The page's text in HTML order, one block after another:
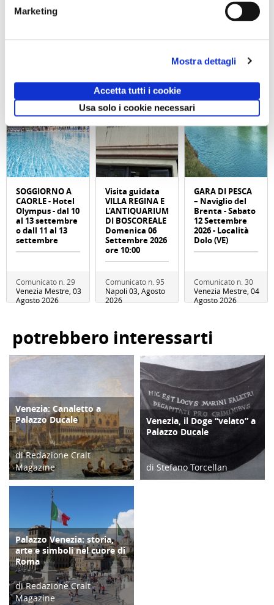
Marketing
Mostra dettagli
Accetta tutti i cookie
Usa solo i cookie necessari
SOGGIORNO A
CAORLE - Hotel
Olympus - dal 10
al 13 settembre
o dall 11 al 13
settembre
Comunicato n. 29
Venezia Mestre, 03
Agosto 2026
Visita guidata
VILLA REGINA E
L’ANTIQUARIUM
DI BOSCOREALE
Domenica 06
Settembre 2026
ore 10:00
Comunicato n. 95
Napoli 03, Agosto
2026
GARA DI PESCA
– Naviglio del
Brenta - Sabato
12 Settembre
2026 - Località
Dolo (VE)
Comunicato n. 30
Venezia Mestre, 04
Agosto 2026
potrebbero interessarti
CULTURA/ARTE
Venezia: Canaletto a
Palazzo Ducale
di Redazione Cralt
Magazine
23/04/19
DIARIO DI VIAGGIO
Venezia, il Doge “velato” a
Palazzo Ducale
di Stefano Torcellan
ATTIVITÀ
Palazzo Venezia: storia,
arte e simboli nel cuore di
Roma
di Redazione Cralt
Magazine